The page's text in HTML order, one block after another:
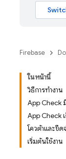
Firebase
ในหน้านี้
วิธีการทำงาน
App Check
App Check
โควต้าและขีด
เริ่มต้นใช้งาน